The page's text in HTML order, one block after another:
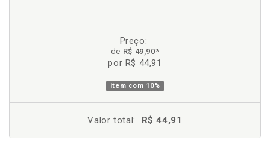
Preço:
deR$ 49,90*
por R$ 44,91
item com 10%
Valor total: R$ 44,91